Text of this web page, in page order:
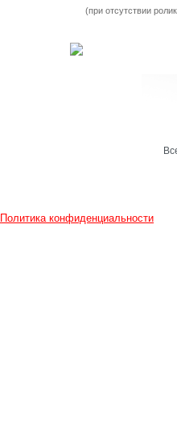
(при отсутствии
Политика конфиденциальности